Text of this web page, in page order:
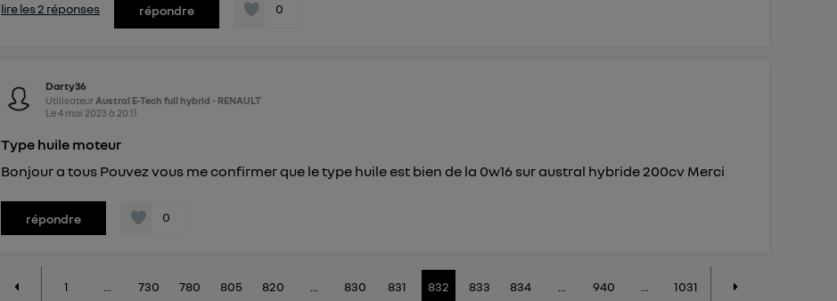
lire les 2 réponses répondre 0
Darty36
Utilisateur Austral E-Tech full hybrid - RENAULT
Le4 mai 2023 à 20:11
Type huile moteur
Bonjour a tous Pouvez vous me confirmer que le type huile est bien de la 0w16 sur austral hybride 200cv Merci
répondre 0
1 730 780 805 820 830 831 832 833 834 940 1031